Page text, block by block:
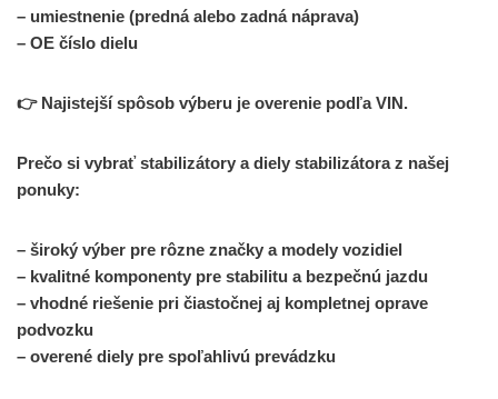
– umiestnenie (predná alebo zadná náprava)
– OE číslo dielu
👉 Najistejší spôsob výberu je overenie podľa VIN.
Prečo si vybrať stabilizátory a diely stabilizátora z našej
ponuky:
– široký výber pre rôzne značky a modely vozidiel
– kvalitné komponenty pre stabilitu a bezpečnú jazdu
– vhodné riešenie pri čiastočnej aj kompletnej oprave
podvozku
– overené diely pre spoľahlivú prevádzku